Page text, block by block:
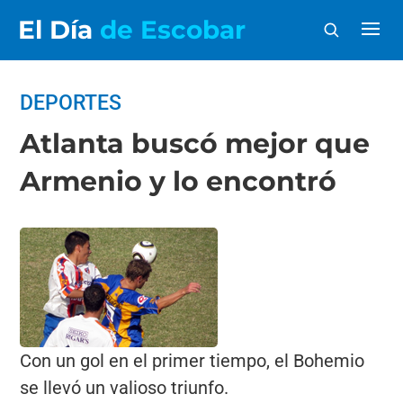
El Día de Escobar
DEPORTES
Atlanta buscó mejor que
Armenio y lo encontró
Con un gol en el primer tiempo, el Bohemio
se llevó un valioso triunfo.